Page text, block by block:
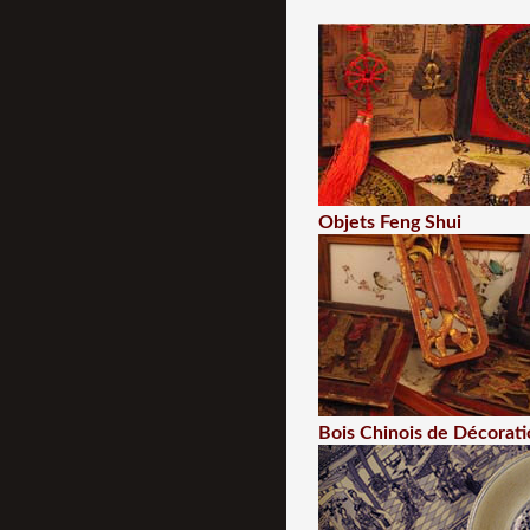
Objets Feng Shui
Bois Chinois de